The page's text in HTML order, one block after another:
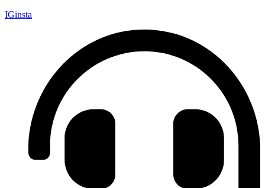
IGinsta